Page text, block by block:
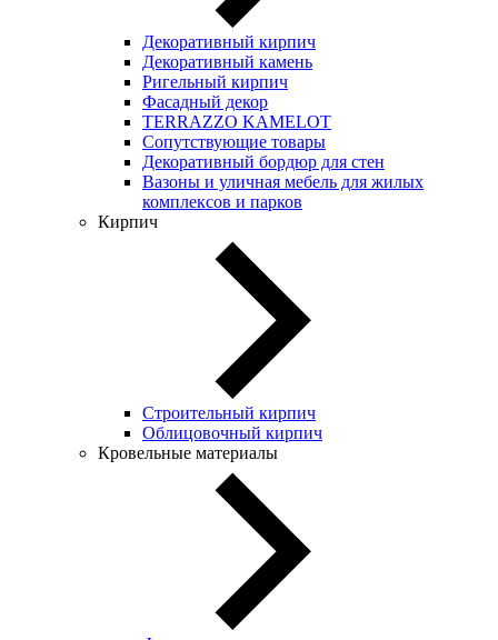
Декоративный кирпич
Декоративный камень
Ригельный кирпич
Фасадный декор
TERRAZZO KAMELOT
Сопутствующие товары
Декоративный бордюр для стен
Вазоны и уличная мебель для жилых
комплексов и парков
Кирпич
Строительный кирпич
Облицовочный кирпич
Кровельные материалы